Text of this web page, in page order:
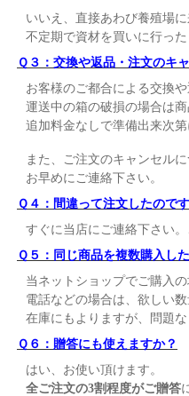
いいえ、直接あわび養殖場
不定期で資材を買いに行っ
Ｑ３：交換や返品・注文のキ
お客様のご都合による交換
運送中の箱の破損の場合は
追加料金なしで準備出来次第
また、ご注文のキャンセル
お早めにご連絡下さい。
Ｑ４：間違って注文したので
すぐに当店にご連絡下さい
Ｑ５：同じ商品を複数購入し
当ネットショップでご購入
電話などの場合は、欲しい
在庫にもよりますが、問題な
Ｑ６：贈答にも使えますか？
はい、お使い頂けます。
全ご注文の3割程度がご贈答